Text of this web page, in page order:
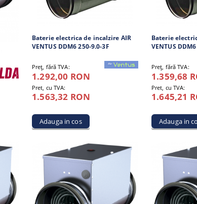
Baterie electrica de incalzire AIR
VENTUS DDM6 250-9.0-3F
Preţ, fără TVA:
1.292,00 RON
Pret, cu TVA:
1.563,32 RON
Baterie
VENTUS
Preţ, fără TVA:
1.359,68
Pret, cu TVA:
1.645,21